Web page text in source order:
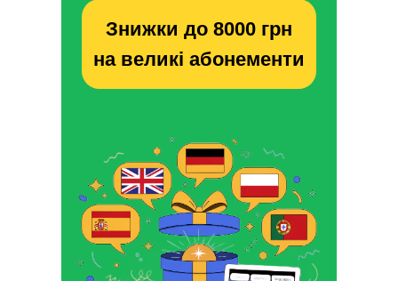
Знижки до 8000 грн
на великі абонементи